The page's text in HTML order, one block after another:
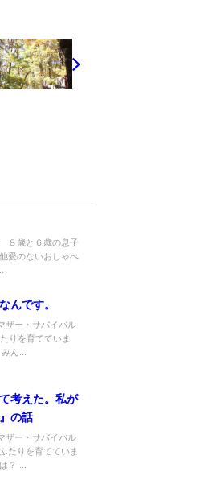
８歳と６歳の息子
愛のないおしゃべ
んです。
ザー・サバイバル
りを育てていま
ん...
考えた。私が
の話
ザー・サバイバル
たりを育てていま
？ ...